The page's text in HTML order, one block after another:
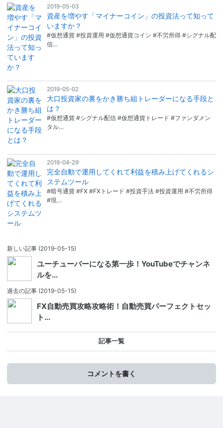
2019-05-03
資産を増やす「マイナーコイン」の投資法って知って
いますか？
#仮想通貨 #投資運用 #仮想通貨コイン #不労所得 #シグナル配
信…
2019-05-02
大口投資家の裏をかき勝ち組トレーダーになる手段と
は？
#仮想通貨 #シグナル配信 #仮想通貨トレード #ファンダメン
タル…
2019-04-29
完全自動で運用してくれて利益を積み上げてくれるシ
ステムツール
#暗号通貨 #FX #FXトレード #投資手法 #投資運用 #不労所得
#現…
新しい記事 (2019-05-15)
ユーチューバーになる第一歩！YouTubeでチャンネ
ルを…
過去の記事 (2019-05-15)
FX自動売買攻略攻略術！自動売買パーフェクトセッ
ト…
記事一覧
コメントを書く